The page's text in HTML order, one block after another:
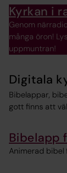
Kyrkan i
Genom
många öron!
uppmuntran!
Digitala
Bibelappar,
gott finns att
Bibelapp
Animerad bibel